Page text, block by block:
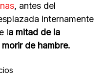
, antes del
internamente
la mitad de la
de hambre.